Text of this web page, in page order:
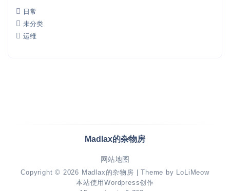
日常
未分类
运维
Madlax的杂物房
网站地图
Copyright © 2026 Madlax的杂物房 | Theme by LoLiMeow
本站使用Wordpress创作